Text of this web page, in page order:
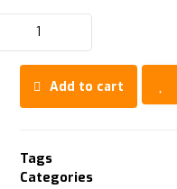
Add to cart
Tags
Categories